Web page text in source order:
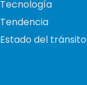
Tecnología
Tendencia
Estado del tránsito